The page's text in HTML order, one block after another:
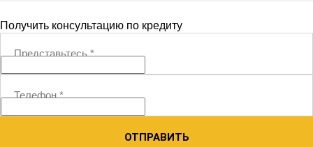
Получить консультацию по кредиту
Представьтесь*
Телефон*
ОТПРАВИТЬ